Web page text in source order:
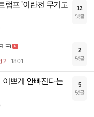
럼프 '이란전 무기고
12
댓글
ㅋ
2 18:01
2
댓글
이쁘게 안빠진다는
5
댓글